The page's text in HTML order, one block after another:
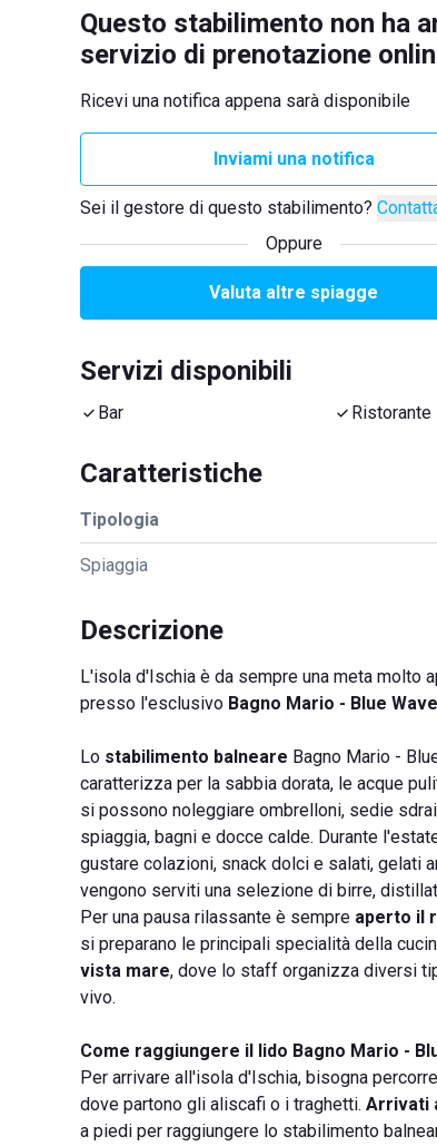
Questo stabilimento non ha
servizio di prenotazione
Ricevi una notifica appena sarà disponibile
Inviami una notifica
Sei il gestore di questo stabilimento?
Oppure
Valuta altre spiagge
Servizi disponibili
Bar Ristorante
Caratteristiche
Tipologia
Spiaggia
Descrizione
L'isola d'Ischia è da sempre una meta molto
presso l'esclusivo Bagno Mario - Blue
Lo stabilimento balneare Bagno Mario -
caratterizza per la sabbia dorata, le acque
si possono noleggiare ombrelloni, sedie
spiaggia, bagni e docce calde. Durante
gustare colazioni, snack dolci e salati, gelati
vengono serviti una selezione di birre,
Per una pausa rilassante è sempre aperto il
si preparano le principali specialità della
vista mare, dove lo staff organizza diversi
vivo.
Come raggiungere il lido Bagno Mario -
Per arrivare all'isola d'Ischia, bisogna
dove partono gli aliscafi o i traghetti. Arrivati
a piedi per raggiungere lo stabilimento